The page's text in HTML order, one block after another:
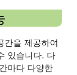
간을 제공하여
있습니다. 다
마다 다양한